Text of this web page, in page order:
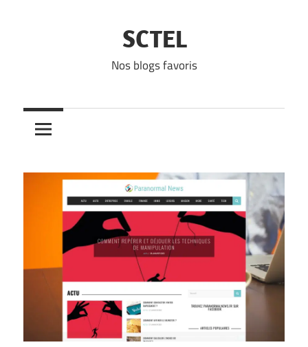
SCTEL
Nos blogs favoris